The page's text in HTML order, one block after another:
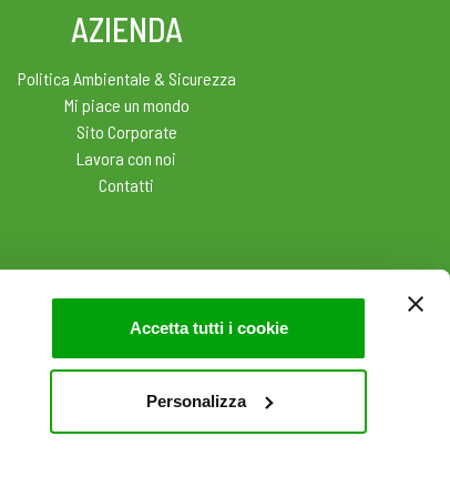
Accetta tutti i cookie
Personalizza
AZIENDA
Politica Ambientale & Sicurezza
Mi piace un mondo
Sito Corporate
Lavora con noi
Contatti